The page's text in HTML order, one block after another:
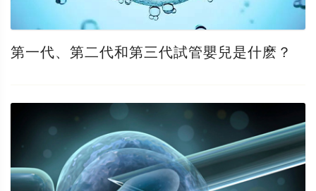
第一代、第二代和第三代試管嬰兒是什麽？